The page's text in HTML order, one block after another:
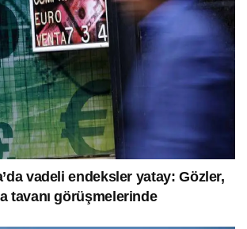
vadeli endeksler yatay: Gözler,
tavanı görüşmelerinde